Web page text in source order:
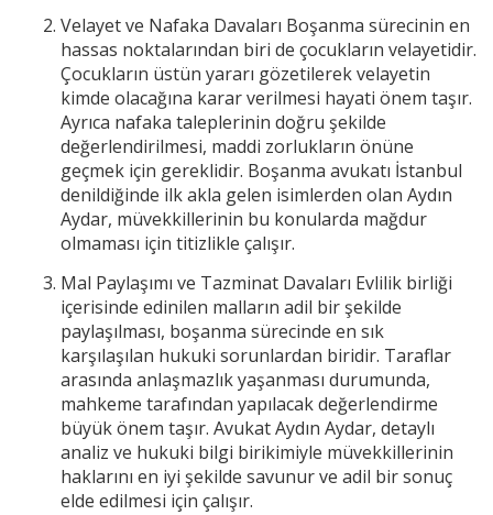
Velayet ve Nafaka Davaları Boşanma sürecinin en
hassas noktalarından biri de çocukların velayetidir.
Çocukların üstün yararı gözetilerek velayetin
kimde olacağına karar verilmesi hayati önem taşır.
Ayrıca nafaka taleplerinin doğru şekilde
değerlendirilmesi, maddi zorlukların önüne
geçmek için gereklidir. Boşanma avukatı İstanbul
denildiğinde ilk akla gelen isimlerden olan Aydın
Aydar, müvekkillerinin bu konularda mağdur
olmaması için titizlikle çalışır.
Mal Paylaşımı ve Tazminat Davaları Evlilik birliği
içerisinde edinilen malların adil bir şekilde
paylaşılması, boşanma sürecinde en sık
karşılaşılan hukuki sorunlardan biridir. Taraflar
arasında anlaşmazlık yaşanması durumunda,
mahkeme tarafından yapılacak değerlendirme
büyük önem taşır. Avukat Aydın Aydar, detaylı
analiz ve hukuki bilgi birikimiyle müvekkillerinin
haklarını en iyi şekilde savunur ve adil bir sonuç
elde edilmesi için çalışır.